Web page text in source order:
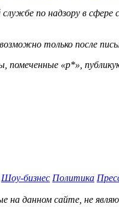
по надзору в
только после
«р*»,
Шоу-бизнес Политика
данном сайте, не